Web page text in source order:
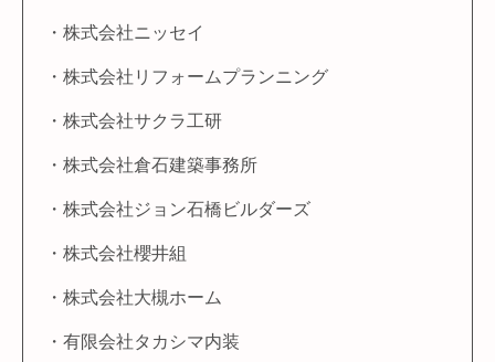
・株式会社ニッセイ
・株式会社リフォームプランニング
・株式会社サクラ工研
・株式会社倉石建築事務所
・株式会社ジョン石橋ビルダーズ
・株式会社櫻井組
・株式会社大槻ホーム
・​​有限会社タカシマ内装